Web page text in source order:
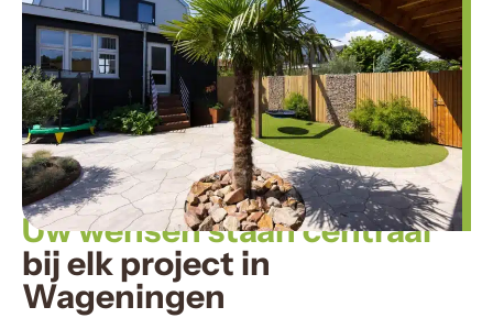
Uw wensen staan centraal
bij elk project in
Wageningen